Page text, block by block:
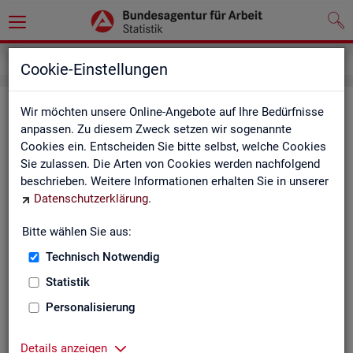
Cookie-Einstellungen
Wir möchten unsere Online-Angebote auf Ihre Bedürfnisse
anpassen. Zu diesem Zweck setzen wir sogenannte
Cookies ein. Entscheiden Sie bitte selbst, welche Cookies
Sie zulassen. Die Arten von Cookies werden nachfolgend
beschrieben. Weitere Informationen erhalten Sie in unserer
Datenschutzerklärung.
Bitte wählen Sie aus:
Technisch Notwendig
Statistik
Personalisierung
Details anzeigen
Im­pres­sum der Sta­tis­tik der Bun­
des­agen­tur für Ar­beit (BA)
In­for­ma­tio­nen über den Her­aus­ge­ber
Im­pres­sum der Bun­des­agen­tur für Ar­beit
Nut­zungs- und Be­zugs­be­din­gun­gen
Co­py­right und Mar­ken­schutz
Die In­hal­te des In­ter­net­auf­tritts der BA sowie die Pro­duk­te
der Sta­tis­tik der BA ste­hen im geis­ti­gen Ei­gen­tum der BA und